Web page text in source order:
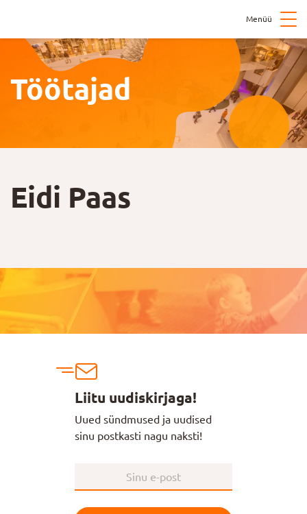
Menüü
Töötajad
Eidi Paas
Liitu uudiskirjaga!
Uued sündmused ja uudised
sinu postkasti nagu naksti!